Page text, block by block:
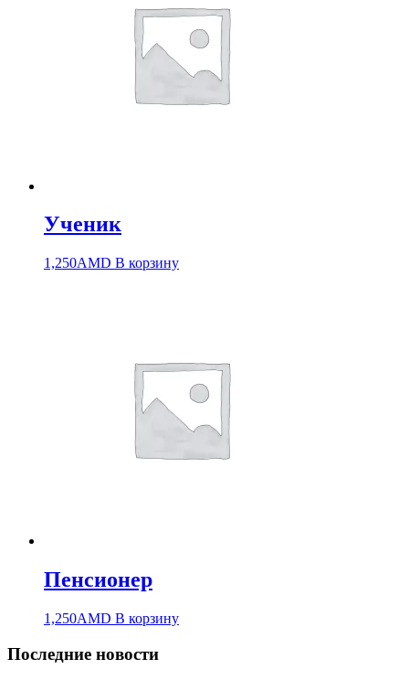
Ученик
1,250AMD В корзину
Пенсионер
1,250AMD В корзину
Последние новости